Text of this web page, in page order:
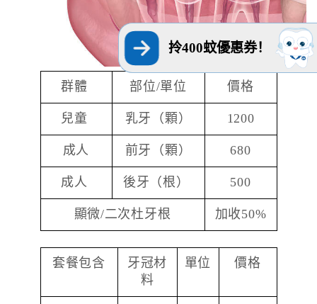
群體 部位/單位 價格
兒童 乳牙（顆） 1200
成人 前牙（顆） 680
成人 後牙（根） 500
顯微/二次杜牙根 加收50%
套餐包含
牙冠材
料
單位 價格
拎400蚊優惠券！